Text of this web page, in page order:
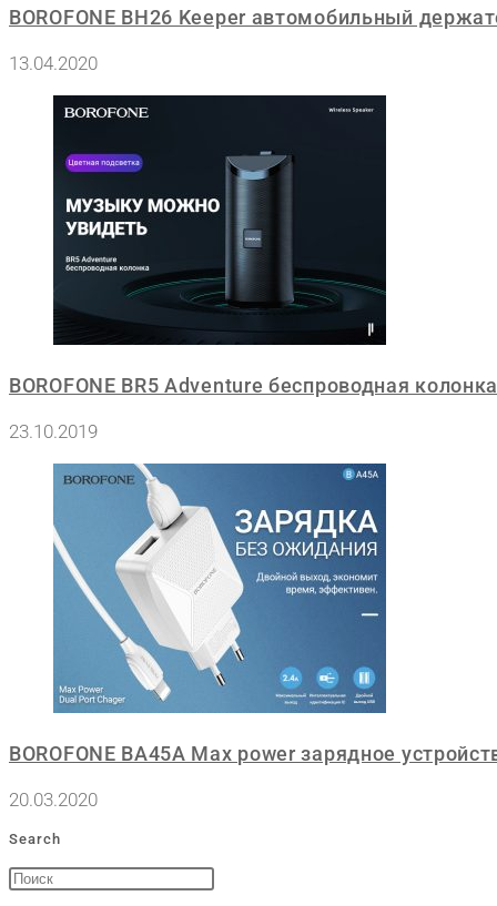
BOROFONE BH26 Keeper автомобильный
13.04.2020
BOROFONE BR5 Adventure беспроводная
23.10.2019
BOROFONE BA45A Max power зарядное
20.03.2020
Search